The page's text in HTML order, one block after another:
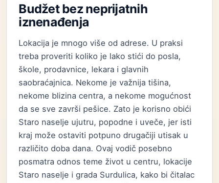
Budžet bez neprijatnih
iznenađenja
Lokacija je mnogo više od adrese. U praksi
treba proveriti koliko je lako stići do posla,
škole, prodavnice, lekara i glavnih
saobraćajnica. Nekome je važnija tišina,
nekome blizina centra, a nekome mogućnost
da se sve završi pešice. Zato je korisno obići
Staro naselje ujutru, popodne i uveče, jer isti
kraj može ostaviti potpuno drugačiji utisak u
različito doba dana. Ovaj vodič posebno
posmatra odnos teme život u centru, lokacije
Staro naselje i grada Surdulica, kako bi čitalac